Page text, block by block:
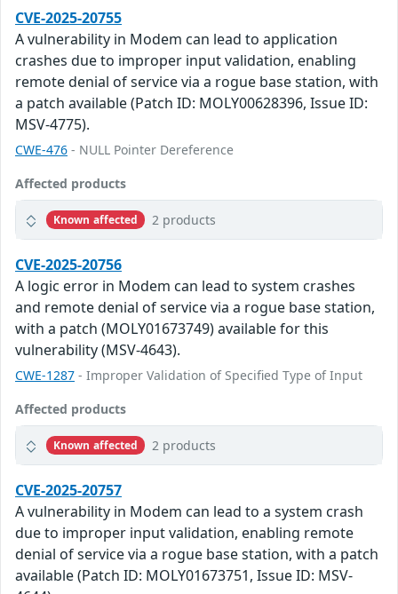
CVE-2025-20755
A vulnerability in Modem can lead to application
crashes due to improper input validation, enabling
remote denial of service via a rogue base station, with
a patch available (Patch ID: MOLY00628396, Issue ID:
MSV-4775).
CWE-476 - NULL Pointer Dereference
Affected products
Known affected 2 products
CVE-2025-20756
A logic error in Modem can lead to system crashes
and remote denial of service via a rogue base station,
with a patch (MOLY01673749) available for this
vulnerability (MSV-4643).
CWE-1287 - Improper Validation of Specified Type of Input
Affected products
Known affected 2 products
CVE-2025-20757
A vulnerability in Modem can lead to a system crash
due to improper input validation, enabling remote
denial of service via a rogue base station, with a patch
available (Patch ID: MOLY01673751, Issue ID: MSV-